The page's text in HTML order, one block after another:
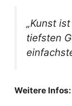
„Kunst
tiefsten
Weitere Infos: